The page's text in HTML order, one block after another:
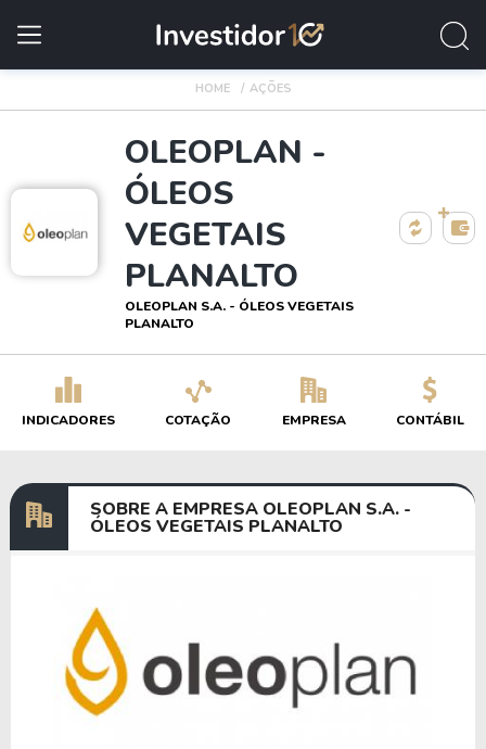
HOME AÇÕES
OLEOPLAN -
ÓLEOS
VEGETAIS
PLANALTO
OLEOPLAN S.A. - ÓLEOS VEGETAIS
PLANALTO
INDICADORES COTAÇÃO EMPRESA CONTÁBIL
SOBRE A EMPRESA OLEOPLAN S.A. -
ÓLEOS VEGETAIS PLANALTO